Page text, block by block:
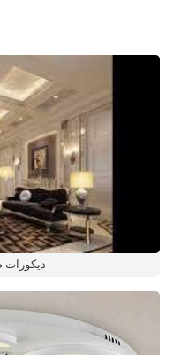
ديكورات